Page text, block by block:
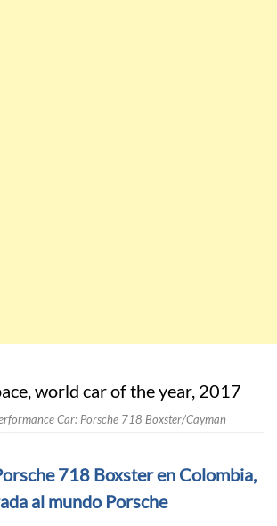
Car: Porsche 718 Boxster/Cayman
718 Boxster en Colombia,
al mundo Porsche